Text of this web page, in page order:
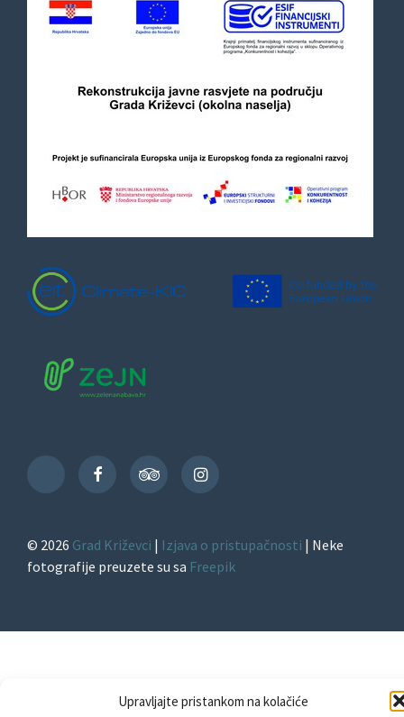
Upravljajte pristankom na kolačiće
TikTok
FacebookTripAdvisorInstagram
© 2026 Grad Križevci | Izjava o pristupačnosti | Neke
fotografije preuzete su sa Freepik